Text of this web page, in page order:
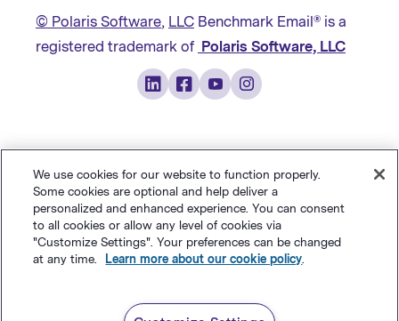
Italiano
Français
© Polaris Software, LLC Benchmark Email® is a
registered trademark of Polaris Software, LLC
We use cookies for our website to function properly.
Some cookies are optional and help deliver a
personalized and enhanced experience. You can consent
to all cookies or allow any level of cookies via
"Customize Settings". Your preferences can be changed
at any time.
Learn more about our cookie policy.